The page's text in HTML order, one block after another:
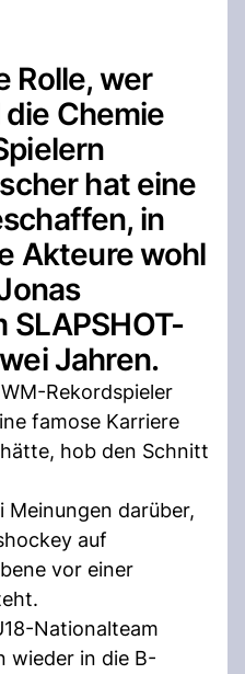
Rolle, wer
die Chemie
hat eine
in
Akteure wohl
SLAPSHOT-
Jahren.
Rekordspieler
famose Karriere
hob den Schnitt
Meinungen darüber,
auf
vor einer
Nationalteam
wieder in die B-